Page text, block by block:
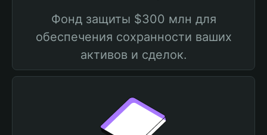
Фонд защиты $300 млн для
обеспечения сохранности ваших
активов и сделок.